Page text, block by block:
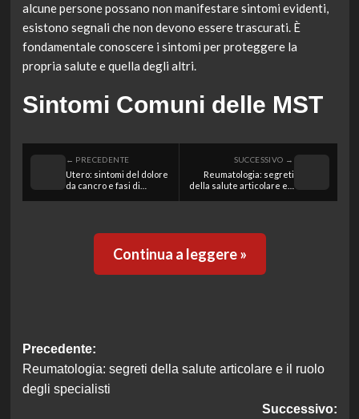
alcune persone possano non manifestare sintomi evidenti,
esistono segnali che non devono essere trascurati. È
fondamentale conoscere i sintomi per proteggere la
propria salute e quella degli altri.
Sintomi Comuni delle MST
← PRECEDENTE
Utero: sintomi del dolore
da cancro e fasi di
SUCCESSIVO →
Reumatologia: segreti
della salute articolare e il
Continua a leggere »
Navigazione
articolo
Precedente:
Reumatologia: segreti della salute articolare e il ruolo
degli specialisti
Successivo: